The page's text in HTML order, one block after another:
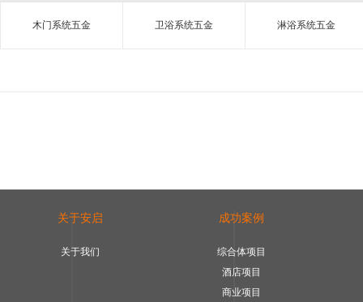
木门系统五金 卫浴系统五金 淋浴系统五金
关于安启
关于我们
成功案例
综合体项目
酒店项目
商业项目